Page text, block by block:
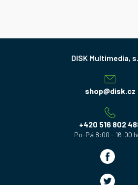
shop@disk.cz
+420 516 802